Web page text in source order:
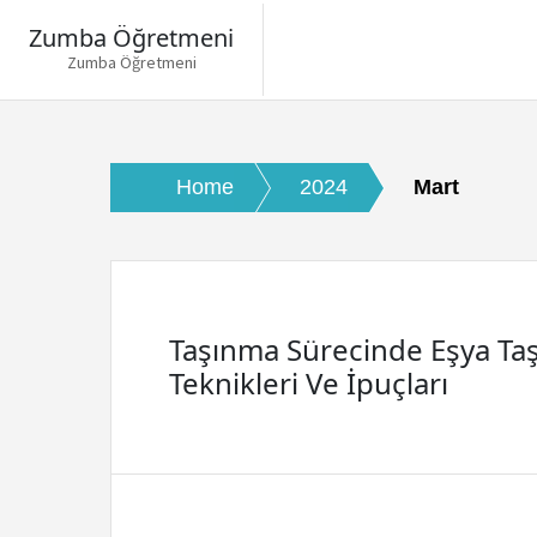
Zumba Öğretmeni
Zumba Öğretmeni
Home 2024 Mart
Taşınma Sürecinde Eşya
Teknikleri Ve İpuçları